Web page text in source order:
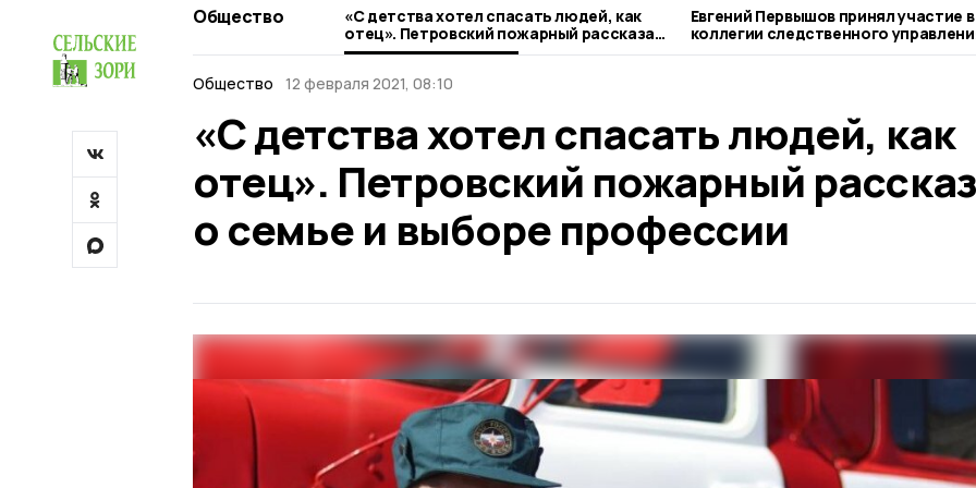
Общество
«С детства хотел спасать людей, как
отец». Петровский пожарный рассказал
о семье и выборе профессии
Евгений Первышов принял участие в
коллегии следственного
Тамбовской области
Общество
12 февраля 2021, 08:10
«С детства хотел спасать людей, как
отец». Петровский пожарный
о семье и выборе профессии